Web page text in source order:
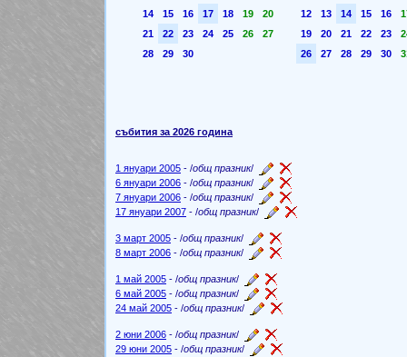
14
15 16 17 18 19
20
21
22 23 24 25 26
27
28
29 30
12
13 14 15 16
19
20 21 22 23
26
27 28 29 30
събития за 2026 година
1 януари 2005 - /общ празник/
6 януари 2006 - /общ празник/
7 януари 2006 - /общ празник/
17 януари 2007 - /общ празник/
3 март 2005 - /общ празник/
8 март 2006 - /общ празник/
1 май 2005 - /общ празник/
6 май 2005 - /общ празник/
24 май 2005 - /общ празник/
2 юни 2006 - /общ празник/
29 юни 2005 - /общ празник/